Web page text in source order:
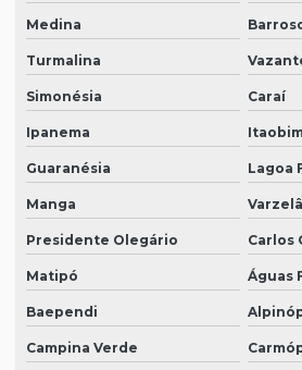
Medina
Turmalina
Simonésia Caraí
Ipanema Itaobim
Guaranésia Lagoa
Manga
Presidente Olegário Carlos
Matipó Águas
Baependi
Campina Verde